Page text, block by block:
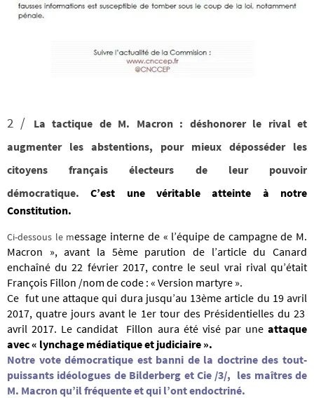
2 /
La tactique de M. Macron : déshonorer le rival et
augmenter les abstentions, pour mieux déposséder les
citoyens français électeurs de leur pouvoir
démocratique.C’est une véritable atteinte à notre
Constitution.
Ci-dessous le message interne de « l’équipe de campagne de M.
Macron », avant la 5ème parution de l’article du Canard
enchaîné du 22 février 2017, contre le seul vrai rival qu’était
François Fillon /nom de code : « Version martyre ».
Ce fut une attaque qui dura jusqu’au 13ème article du 19 avril
2017, quatre jours avant le 1er tour des Présidentiellesdu 23
avril 2017. Le candidat Fillon aura été visé par une attaque
avec « lynchage médiatique et judiciaire ».
Notre vote démocratique est banni de la doctrine des tout-
puissants idéologues de Bilderberg et Cie /3/, les maîtres de
M. Macron qu’il fréquente et qui l’ont endoctriné.